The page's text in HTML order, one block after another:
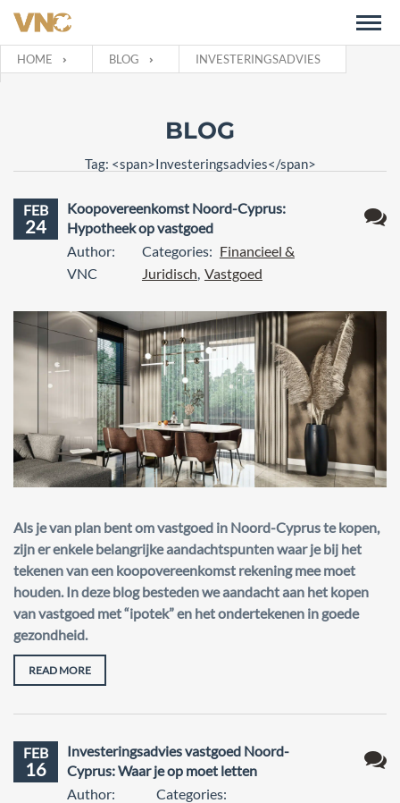
HOME BLOG INVESTERINGSADVIES
BLOG
Tag: <span>Investeringsadvies</span>
FEB
24
Koopovereenkomst Noord-Cyprus:
Hypotheek op vastgoed
Author:
VNC
Categories: Financieel &
Juridisch, Vastgoed
Als je van plan bent om vastgoed in Noord-Cyprus te kopen,
zijn er enkele belangrijke aandachtspunten waar je bij het
tekenen van een koopovereenkomst rekening mee moet
houden. In deze blog besteden we aandacht aan het kopen
van vastgoed met “ipotek” en het ondertekenen in goede
gezondheid.
READ MORE
FEB
16
Investeringsadvies vastgoed Noord-
Cyprus: Waar je op moet letten
Author:
Categories: